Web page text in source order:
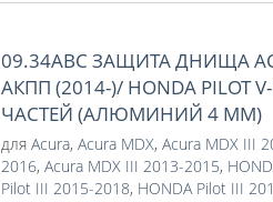
09.34ABC ЗАЩИТА ДНИЩА
АКПП (2014-)/ HONDA PILOT
ЧАСТЕЙ (АЛЮМИНИЙ 4 ММ)
для Acura, Acura MDX, Acura MDX III
2016, Acura MDX III 2013-2015,
Pilot III 2015-2018, HONDA Pilot III